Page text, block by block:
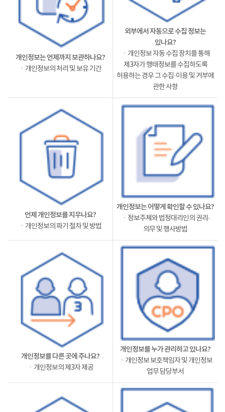
개인정보는 언제까지 보관하나요?
ㆍ개인정보의 처리 및 보유 기간
외부에서 자동으로 수집 정보는
있나요?
ㆍ개인정보 자동 수집 장치를 통해
제3자가 행태정보를 수집하도록
허용하는 경우 그 수집·이용 및 거부에
관한 사항
언제 개인정보를 지우나요?
ㆍ개인정보의 파기 절차 및 방법
개인정보는 어떻게 확인할 수 있나요?
ㆍ정보주체와 법정대리인의 권리·
의무 및 행사방법
개인정보를 다른 곳에 주나요?
ㆍ개인정보의 제3자 제공
개인정보를 누가 관리하고 있나요?
ㆍ개인정보 보호책임자 및 개인정보
업무 담당부서